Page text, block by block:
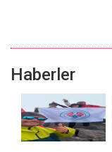
Haberler